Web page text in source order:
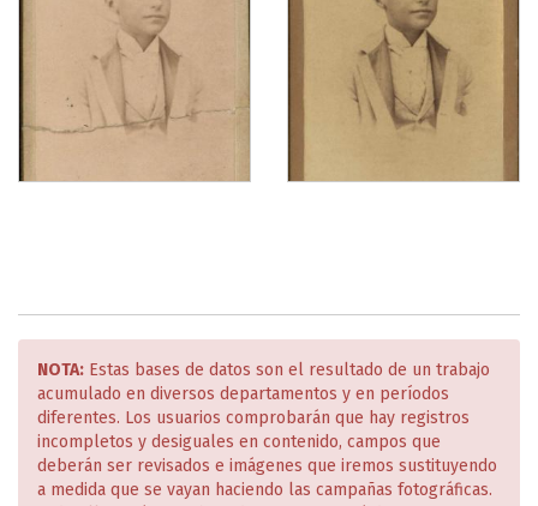
NOTA: Estas bases de datos son el resultado de un trabajo
acumulado en diversos departamentos y en períodos
diferentes. Los usuarios comprobarán que hay registros
incompletos y desiguales en contenido, campos que
deberán ser revisados e imágenes que iremos sustituyendo
a medida que se vayan haciendo las campañas fotográficas.